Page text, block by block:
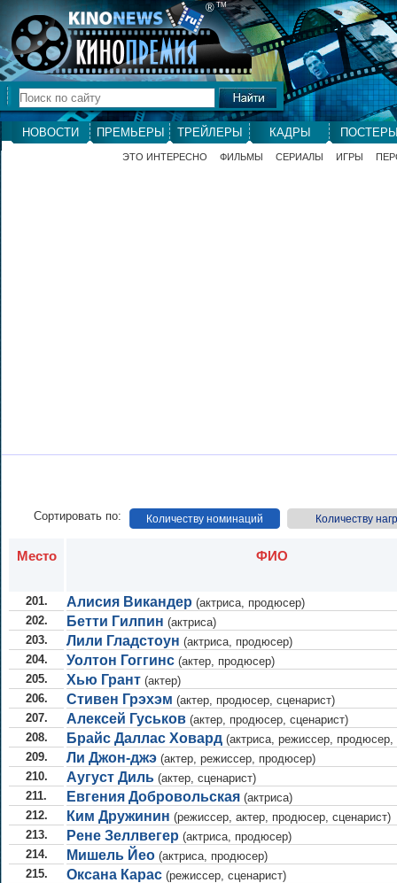
® ТМ
НОВОСТИ ПРЕМЬЕРЫ ТРЕЙЛЕРЫ КАДРЫ
ЭТО ИНТЕРЕСНО ФИЛЬМЫ СЕРИАЛЫ ИГРЫ
Сортировать по: Количеству номинаций Количеству
Место ФИО
201. Алисия Викандер (актриса, продюсер)
202.
Бетти Гилпин (актриса)
203.
Лили Гладстоун (актриса, продюсер)
204.
Уолтон Гоггинс (актер, продюсер)
205.
Хью Грант (актер)
206.
Стивен Грэхэм (актер, продюсер, сценарист)
207.
Алексей Гуськов (актер, продюсер, сценарист)
208.
Брайс Даллас Ховард (актриса, режиссер, продюсер,
209.
Ли Джон-джэ (актер, режиссер, продюсер)
210.
Аугуст Диль (актер, сценарист)
211.
Евгения Добровольская (актриса)
212.
Ким Дружинин (режиссер, актер, продюсер, сценарист)
213.
Рене Зеллвегер (актриса, продюсер)
214.
Мишель Йео (актриса, продюсер)
215.
Оксана Карас (режиссер, сценарист)